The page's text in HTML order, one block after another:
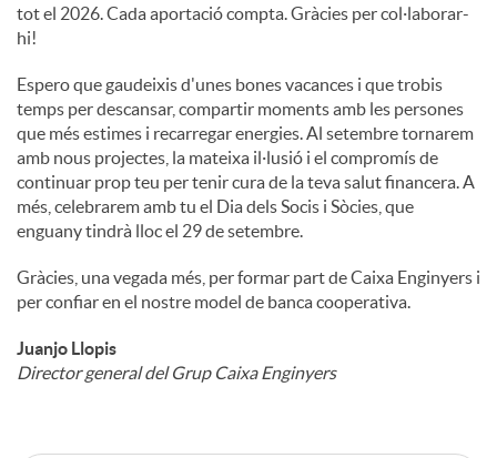
tot el 2026. Cada aportació compta. Gràcies per col·laborar-
hi!
Espero que gaudeixis d'unes bones vacances i que trobis
temps per descansar, compartir moments amb les persones
que més estimes i recarregar energies. Al setembre tornarem
amb nous projectes, la mateixa il·lusió i el compromís de
continuar prop teu per tenir cura de la teva salut financera. A
més, celebrarem amb tu el Dia dels Socis i Sòcies, que
enguany tindrà lloc el 29 de setembre.
Gràcies, una vegada més, per formar part de Caixa Enginyers i
per confiar en el nostre model de banca cooperativa.
Juanjo Llopis
Director general del Grup Caixa Enginyers